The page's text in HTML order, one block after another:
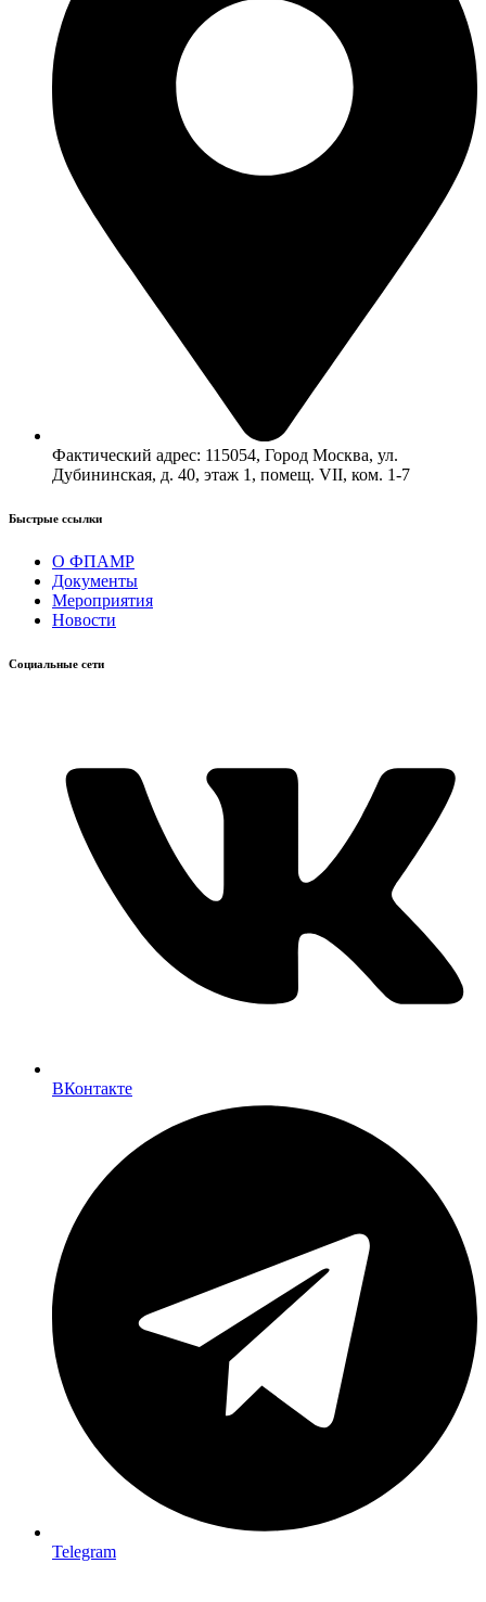
Фактический адрес: 115054, Город Москва, ул.
Дубининская, д. 40, этаж 1, помещ. VII, ком. 1-7
Быстрые ссылки​
О ФПАМР
Документы
Мероприятия
Новости
Социальные сети
ВКонтакте
Telegram